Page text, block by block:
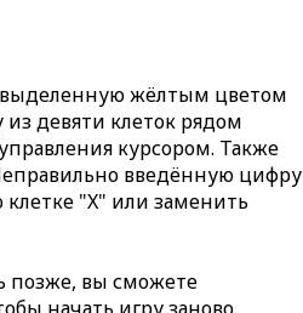
выделенную жёлтым цветом
девяти клеток рядом
курсором. Также
введённую цифру
"X" или заменить
позже, вы сможете